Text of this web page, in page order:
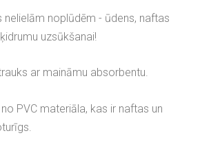
nelielām noplūdēm - ūdens, naftas
uzsūkšanai!
ar maināmu absorbentu.
PVC materiāla, kas ir naftas un